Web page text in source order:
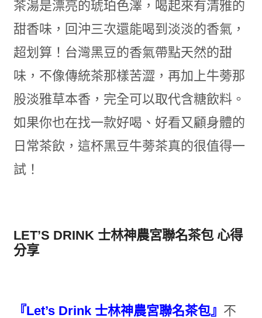
茶湯是漂亮的琥珀色澤，喝起來有清雅的
甜香味，回沖三次還能喝到淡淡的香氣，
超划算！台灣黑豆的香氣帶點天然的甜
味，不像傳統茶那樣苦澀，再加上牛蒡那
股淡雅草本香，完全可以取代含糖飲料。
如果你也在找一款好喝、好看又顧身體的
日常茶飲，這杯黑豆牛蒡茶真的很值得一
試！
LET’S DRINK 士林神農宮聯名茶包 心得
分享
『Let’s Drink 士林神農宮聯名茶包』 不